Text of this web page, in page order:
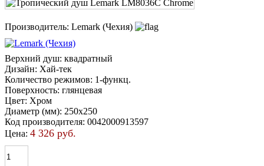
Производитель: Lemark (Чехия)
Верхний душ: квадратный
Дизайн: Хай-тек
Количество режимов: 1-функц.
Поверхность: глянцевая
Цвет: Хром
Диаметр (мм): 250х250
Код производителя: 0042000913597
Цена: 4 326 руб.